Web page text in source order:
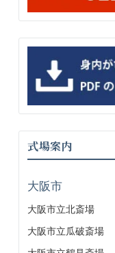
式場案内
大阪市
大阪市立北斎場
大阪市立瓜破斎場